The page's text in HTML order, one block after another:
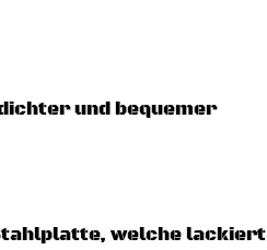
und bequemer
welche lackiert